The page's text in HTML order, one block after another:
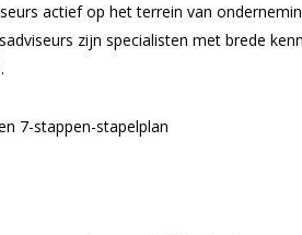
actief op het terrein van
zijn specialisten met brede
7-stappen-stapelplan